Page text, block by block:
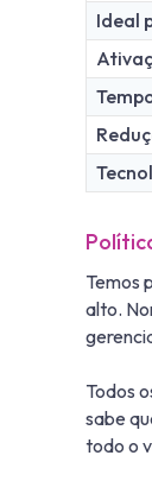
Ideal
Temos
alto.
Todos
sabe
todo o